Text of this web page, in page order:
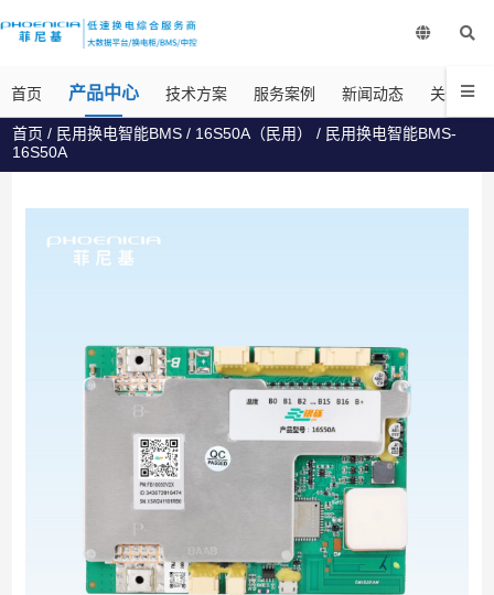
首页 产品中心 技术方案 服务案例 新闻动态 关于菲
首页 / 民用换电智能BMS / 16S50A（民用）
/ 民用换电智能BMS-
16S50A